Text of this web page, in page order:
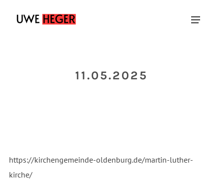
11.05.2025
https://kirchengemeinde-oldenburg.de/martin-luther-
kirche/